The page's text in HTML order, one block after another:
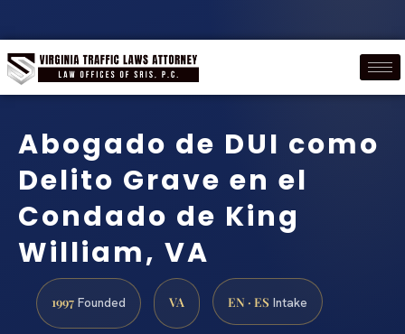
Abogado de DUI como
Delito Grave en el
Condado de King
William, VA
1997 Founded VA EN · ES Intake